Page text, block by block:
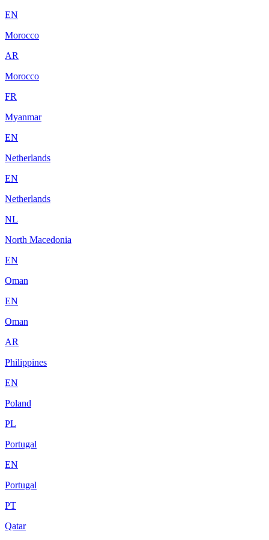
EN
Morocco
AR
Morocco
FR
Myanmar
EN
Netherlands
EN
Netherlands
NL
North Macedonia
EN
Oman
EN
Oman
AR
Philippines
EN
Poland
PL
Portugal
EN
Portugal
PT
Qatar